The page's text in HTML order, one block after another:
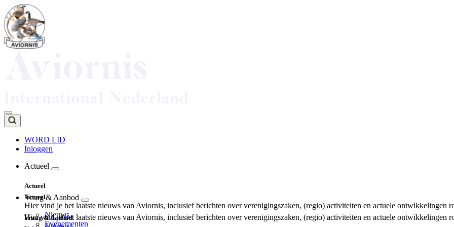
Overslaan
en
naar
de
inhoud
Top
navigation
WORD LID
Inloggen
navigation
Actueel
Actueel
Hier vind je het laatste nieuws van Aviornis, inclusief berichten over verenigingszaken, (regio) activiteiten en actuele ontwikkelingen
Nieuws
Evenementen
Actueel
Hier vind je het laatste nieuws van Aviornis, inclusief berichten over verenigingszaken, (regio) activiteiten en actuele ontwikkelingen
Vraag & Aanbod
Vraag & Aanbod